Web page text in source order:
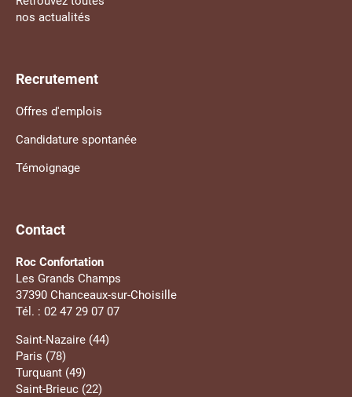
nos actualités
Recrutement
Offres d'emplois
Candidature spontanée
Témoignage
Contact
Roc Confortation
Les Grands Champs
37390 Chanceaux-sur-Choisille
Tél. : 02 47 29 07 07
Saint-Nazaire (44)
Paris (78)
Turquant (49)
Saint-Brieuc (22)